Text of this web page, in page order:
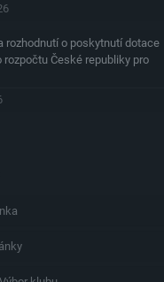
rozhodnutí o poskytnutí dotace
rozpočtu České republiky pro